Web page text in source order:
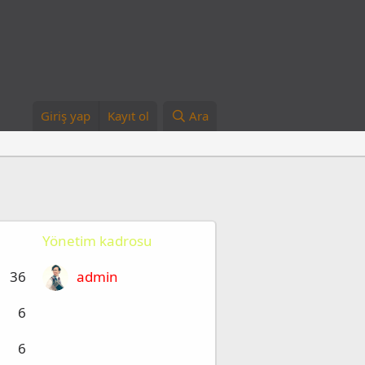
Giriş yap Kayıt ol Ara
36
6
6
Yönetim kadrosu
admin